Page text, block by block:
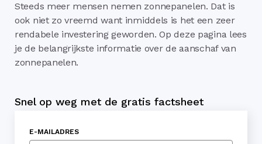
Steeds meer mensen nemen zonnepanelen. Dat is
ook niet zo vreemd want inmiddels is het een zeer
rendabele investering geworden. Op deze pagina lees
je de belangrijkste informatie over de aanschaf van
zonnepanelen.
Snel op weg met de gratis factsheet
E-MAILADRES